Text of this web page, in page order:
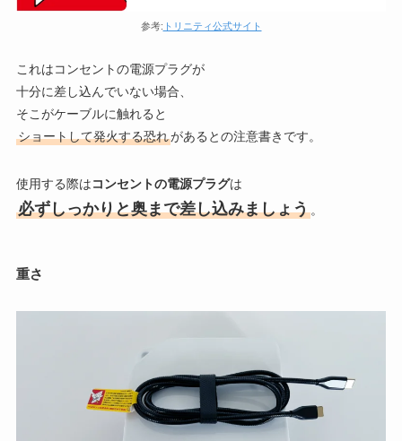
参考: トリニティ公式サイト
これはコンセントの電源プラグが
十分に差し込んでいない場合、
そこがケーブルに触れると
ショートして発火する恐れがあるとの注意書きです。
使用する際はコンセントの電源プラグは
必ずしっかりと奥まで差し込みましょう。
重さ